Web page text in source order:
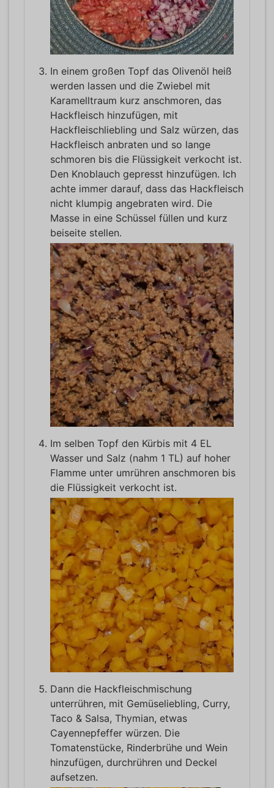
In einem großen Topf das Olivenöl heiß
werden lassen und die Zwiebel mit
Karamelltraum kurz anschmoren, das
Hackfleisch hinzufügen, mit
Hackfleischliebling und Salz würzen, das
Hackfleisch anbraten und so lange
schmoren bis die Flüssigkeit verkocht ist.
Den Knoblauch gepresst hinzufügen. Ich
achte immer darauf, dass das Hackfleisch
nicht klumpig angebraten wird. Die
Masse in eine Schüssel füllen und kurz
beiseite stellen.
Im selben Topf den Kürbis mit 4 EL
Wasser und Salz (nahm 1 TL) auf hoher
Flamme unter umrühren anschmoren bis
die Flüssigkeit verkocht ist.
Dann die Hackfleischmischung
unterrühren, mit Gemüseliebling, Curry,
Taco & Salsa, Thymian, etwas
Cayennepfeffer würzen. Die
Tomatenstücke, Rinderbrühe und Wein
hinzufügen, durchrühren und Deckel
aufsetzen.